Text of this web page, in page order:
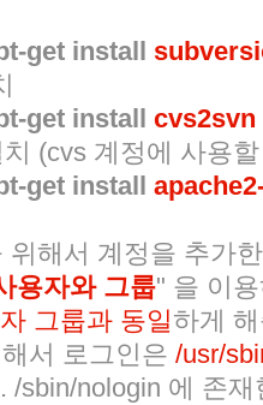
get install
get install cvs2svn
(cvs 계정에 사용
get install
위해서 계정을 추가
용자와 그룹" 을 이
그룹과 동일하게
서 로그인은 /usr/
/sbin/nologin 에 존재